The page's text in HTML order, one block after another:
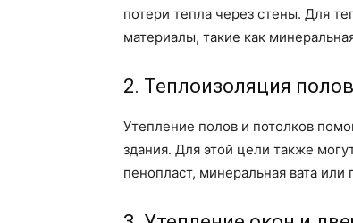
потери тепла через стены. Для
материалы, такие как
2. Теплоизоляция
Утепление полов и потолков
здания. Для этой цели также
пенопласт, минеральная вата или